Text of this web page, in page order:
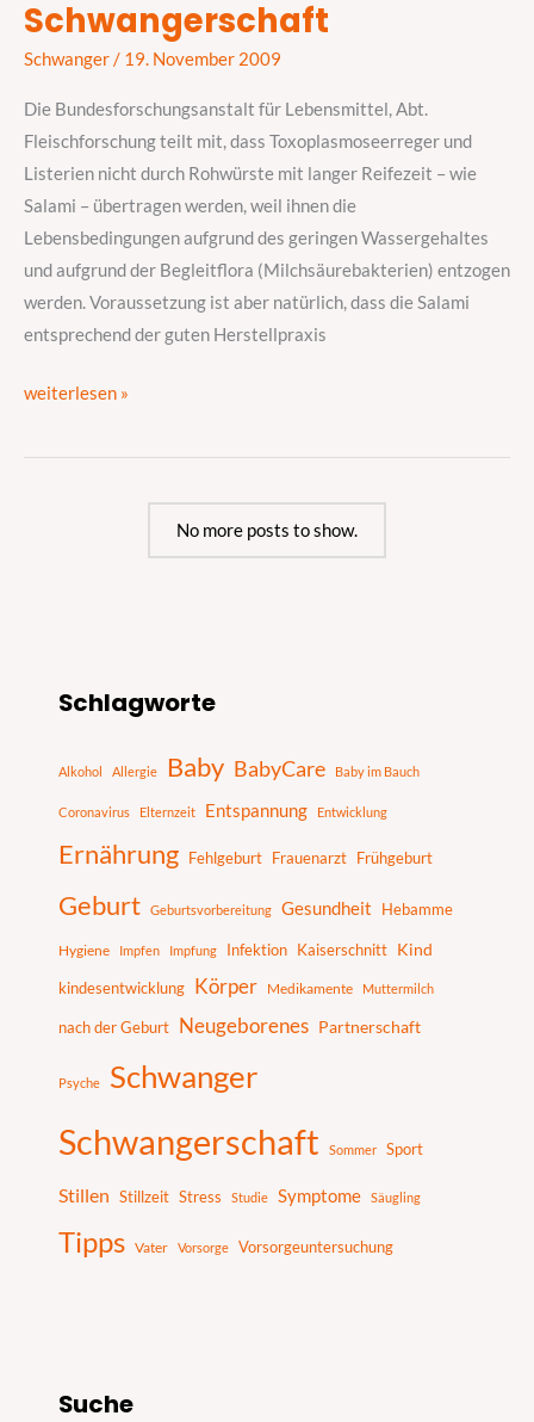
Schwangerschaft
Schwanger/ 19. November 2009
Die Bundesforschungsanstalt für Lebensmittel, Abt.
Fleischforschung teilt mit, dass Toxoplasmoseerreger und
Listerien nicht durch Rohwürste mit langer Reifezeit – wie
Salami – übertragen werden, weil ihnen die
Lebensbedingungen aufgrund des geringen Wassergehaltes
und aufgrund der Begleitflora (Milchsäurebakterien) entzogen
werden. Voraussetzung ist aber natürlich, dass die Salami
entsprechend der guten Herstellpraxis
in
Schwangerschaft
weiterlesen »
No more posts to show.
Schlagworte
Alkohol Allergie Baby BabyCare Baby im Bauch
Coronavirus Elternzeit Entspannung Entwicklung
Ernährung Fehlgeburt Frauenarzt Frühgeburt
Geburt Geburtsvorbereitung Gesundheit Hebamme
Hygiene Impfen Impfung Infektion Kaiserschnitt Kind
kindesentwicklung Körper Medikamente Muttermilch
nach der Geburt Neugeborenes Partnerschaft
Psyche Schwanger
Schwangerschaft Sommer Sport
Stillen Stillzeit Stress Studie Symptome Säugling
Tipps Vater Vorsorge Vorsorgeuntersuchung
Suche
u
h
e
n